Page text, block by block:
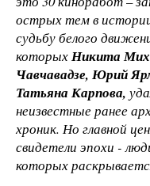
острых тем в
судьбу белого
которыхНикита
Чавчавадзе, Юрий
Татьяна Карпова,
неизвестные ранее
хроник. Но главной
свидетели эпохи -
которых